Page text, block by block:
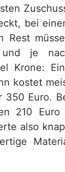
bei
Rest
und je
Krone:
kostet
350 Euro.
210 Euro
also